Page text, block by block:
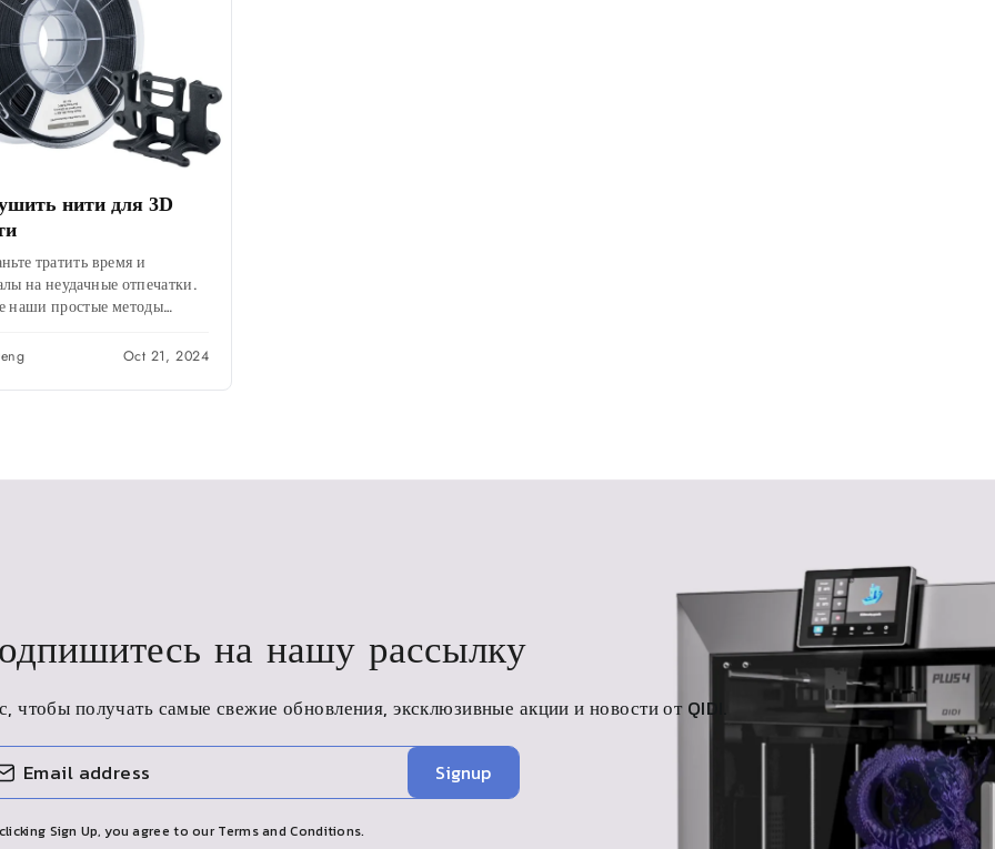
нити для 3D
тратить время и
на неудачные отпечатки.
наши простые методы
свой опыт 3D-печати
Oct 21, 2024
на нашу рассылку
чтобы получать самые свежие обновления, эксклюзивные акции и новости отQIDI
Signup
Sign Up, you agree to our Terms and Conditions.